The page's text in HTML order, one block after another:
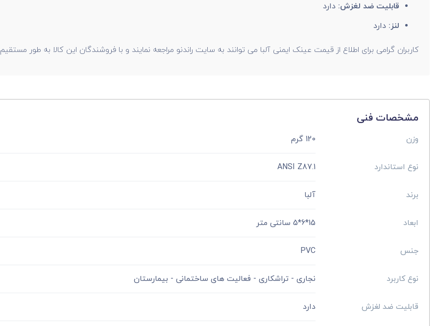
قابلیت ضد لغزش: دارد
لنز: دارد
کاربران گرامی برای اطلاع از قیمت عینک ایمنی آلبا می توانند به سایت راندنو مراجعه نمایند و با فروشندگان این کالا به طور مستقیم
مشخصات فنی
وزن 120 گرم
نوع استاندارد ANSI Z87.1
برند آلبا
ابعاد 15*6*5 سانتی ‌متر
جنس PVC
نوع کاربرد نجاری - تراشکاری - فعالیت های ساختمانی - بیمارستان
قابلیت ضد لغزش دارد